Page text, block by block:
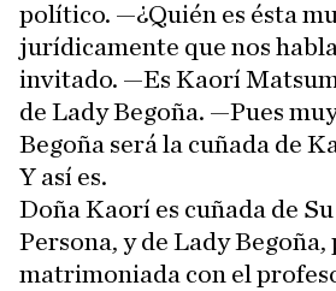
político. —¿Quién es ésta
jurídicamente que nos
invitado. —Es Kaorí
de Lady Begoña. —Pues
Begoña será la cuñada de
Y así es.
Doña Kaorí es cuñada de
Persona, y de Lady
matrimoniada con el